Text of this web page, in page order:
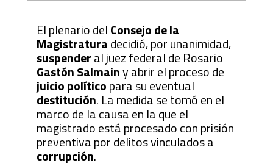
El plenario delConsejo de la
Magistraturadecidió, por unanimidad,
suspenderal juez federal de Rosario
Gastón Salmainy abrir el proceso de
juicio políticopara su eventual
destitución. La medida se tomó en el
marco de la causa en la que el
magistrado está procesado con prisión
preventiva por delitos vinculados a
corrupción.